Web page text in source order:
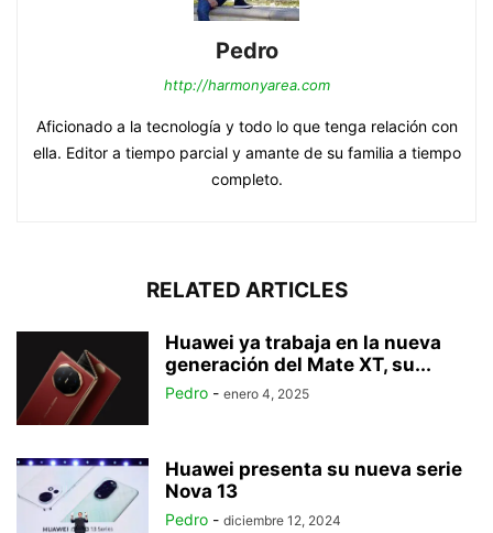
Pedro
http://harmonyarea.com
Aficionado a la tecnología y todo lo que tenga relación con
ella. Editor a tiempo parcial y amante de su familia a tiempo
completo.
RELATED ARTICLES
Huawei ya trabaja en la nueva
generación del Mate XT, su...
Pedro - enero 4, 2025
Huawei presenta su nueva serie
Nova 13
Pedro - diciembre 12, 2024